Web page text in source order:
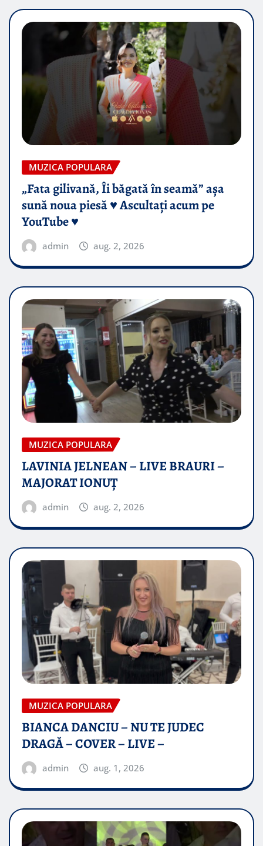
MUZICA POPULARA
„Fata gilivană, Îi băgată în seamă” așa
sună noua piesă ♥️ Ascultați acum pe
YouTube ♥️
admin aug. 2, 2026
MUZICA POPULARA
LAVINIA JELNEAN – LIVE BRAURI –
MAJORAT IONUŢ
admin aug. 2, 2026
MUZICA POPULARA
BIANCA DANCIU – NU TE JUDEC
DRAGĂ – COVER – LIVE –
admin aug. 1, 2026